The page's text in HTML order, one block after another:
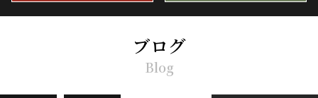
ブログ
Blog